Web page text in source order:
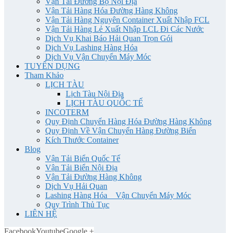
Vận Tải Hàng Hóa Đường Hàng Không
Vận Tải Hàng Nguyên Container Xuất Nhập FCL
Vận Tải Hàng Lẻ Xuất Nhập LCL Đi Các Nước
Dịch Vụ Khai Báo Hải Quan Trọn Gói
Dịch Vụ Lashing Hàng Hóa
Dịch Vụ Vận Chuyển Máy Móc
TUYỂN DỤNG
Tham Khảo
LỊCH TÀU
Lịch Tàu Nội Địa
LỊCH TÀU QUỐC TẾ
INCOTERM
Quy Định Chuyển Hàng Hóa Đường Hàng Không
Quy Định Về Vận Chuyển Hàng Đường Biển
Kích Thước Container
Blog
Vận Tải Biển Quốc Tế
Vận Tải Biển Nội Địa
Vận Tải Đường Hàng Không
Dịch Vụ Hải Quan
Lashing Hàng Hóa _ Vận Chuyển Máy Móc
Quy Trình Thủ Tục
LIÊN HỆ
FacebookYoutubeGoogle +